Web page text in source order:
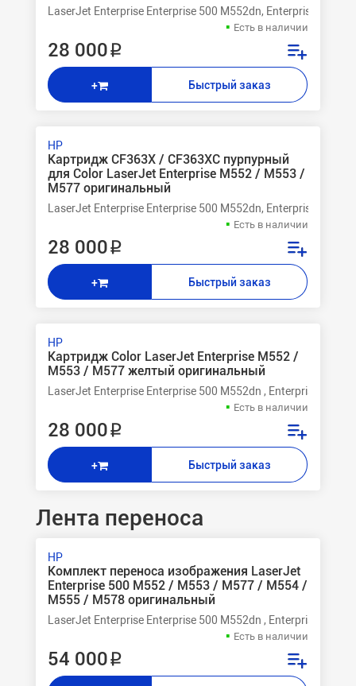
LaserJet Enterprise Enterprise 500 M552dn, Enterprise 500
Есть в наличии
28 000 ₽
+ Быстрый заказ
HP
Картридж CF363X / CF363XC пурпурный
для Color LaserJet Enterprise M552 / M553 /
M577 оригинальный
LaserJet Enterprise Enterprise 500 M552dn, Enterprise 500
Есть в наличии
28 000 ₽
+ Быстрый заказ
HP
Картридж Color LaserJet Enterprise M552 /
M553 / M577 желтый оригинальный
LaserJet Enterprise Enterprise 500 M552dn , Enterprise 500
Есть в наличии
28 000 ₽
+ Быстрый заказ
Лента переноса
HP
Комплект переноса изображения LaserJet
Enterprise 500 M552 / M553 / M577 / M554 /
M555 / M578 оригинальный
LaserJet Enterprise Enterprise 500 M552dn , Enterprise 500
Есть в наличии
54 000 ₽